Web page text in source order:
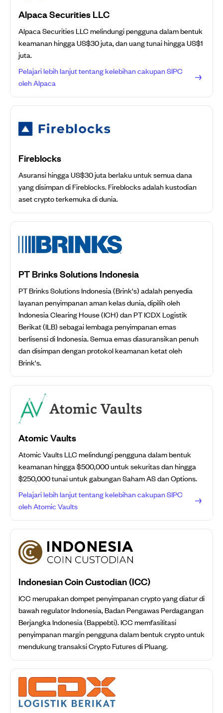
Alpaca Securities LLC
Alpaca Securities LLC melindungi pengguna dalam bentuk
keamanan hingga US$30 juta, dan uang tunai hingga US$1
juta.
Pelajari lebih lanjut tentang kelebihan cakupan SIPC
oleh Alpaca
Fireblocks
Asuransi hingga US$30 juta berlaku untuk semua dana
yang disimpan di Fireblocks. Fireblocks adalah kustodian
aset crypto terkemuka di dunia.
PT Brinks Solutions Indonesia
PT Brinks Solutions Indonesia (Brink's) adalah penyedia
layanan penyimpanan aman kelas dunia, dipilih oleh
Indonesia Clearing House (ICH) dan PT ICDX Logistik
Berikat (ILB) sebagai lembaga penyimpanan emas
berlisensi di Indonesia. Semua emas diasuransikan penuh
dan disimpan dengan protokol keamanan ketat oleh
Brink's.
Atomic Vaults
Atomic Vaults LLC melindungi pengguna dalam bentuk
keamanan hingga $500,000 untuk sekuritas dan hingga
$250,000 tunai untuk gabungan Saham AS dan Options.
Pelajari lebih lanjut tentang kelebihan cakupan SIPC
oleh Atomic Vaults
Indonesian Coin Custodian (ICC)
ICC merupakan dompet penyimpanan crypto yang diatur di
bawah regulator Indonesia, Badan Pengawas Perdagangan
Berjangka Indonesia (Bappebti). ICC memfasilitasi
penyimpanan margin pengguna dalam bentuk crypto untuk
mendukung transaksi Crypto Futures di Pluang.